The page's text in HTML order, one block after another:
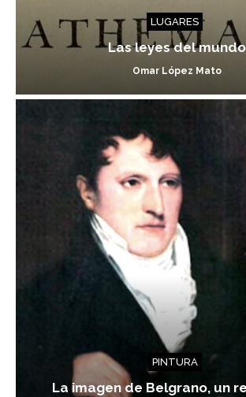
LUGARES
Las leyes del mundo
Omar López Mato
PINTURA
La imagen de Belgrano, un